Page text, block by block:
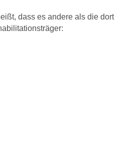
dass es andere als die dort